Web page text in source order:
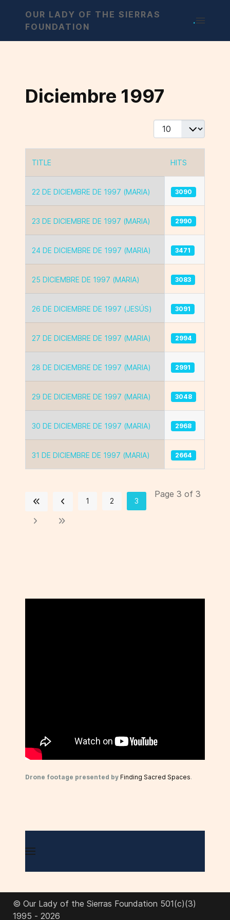
OUR LADY OF THE SIERRAS
FOUNDATION
.
Diciembre 1997
Display #
TITLE HITS
22 DE DICIEMBRE DE 1997 (MARIA) 3090
23 DE DICIEMBRE DE 1997 (MARIA) 2990
24 DE DICIEMBRE DE 1997 (MARIA) 3471
25 DICIEMBRE DE 1997 (MARIA) 3083
26 DE DICIEMBRE DE 1997 (JESÚS) 3091
27 DE DICIEMBRE DE 1997 (MARIA) 2994
28 DE DICIEMBRE DE 1997 (MARIA) 2991
29 DE DICIEMBRE DE 1997 (MARIA) 3048
30 DE DICIEMBRE DE 1997 (MARIA) 2968
31 DE DICIEMBRE DE 1997 (MARIA) 2664
Page 3 of 3
1 2 3
Drone footage presented by Finding Sacred Spaces.
© Our Lady of the Sierras Foundation 501(c)(3)
1995 - 2026